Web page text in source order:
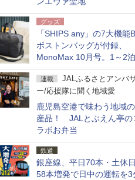
グッズ
「SHIPS any」の7大機能
ボストンバッグが付録、
MonoMax 10月号。1～2泊
荷物、キャリーオンも可能
連載
JALふるさとアンバ
ー/応援隊に聞く地域愛
鹿児島空港で味わう地域
産品！ JALとぶえん亭の
ラボお弁当
鉄道
銀座線、平日70本・土休日
58本増発で日中の運転を3